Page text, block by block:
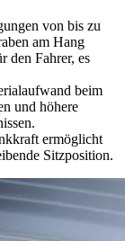
von bis zu
am Hang
den Fahrer, es
beim
und höhere
ermöglicht
Sitzposition.